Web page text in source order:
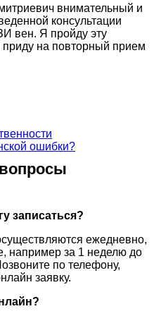
внимательный и
консультации
вен. Я пройду эту
приду на повторный прием
ошибки?
записаться?
ежедневно,
например за 1 неделю до
по телефону,
заявку.